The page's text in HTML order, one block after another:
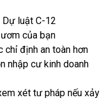
luật C-12
của bạn
định an toàn hơn
nhập cư kinh doanh
xét tư pháp nếu xảy